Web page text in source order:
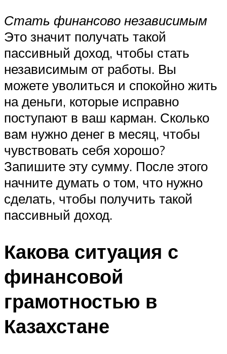
Стать финансово независимым
Это значит получать такой
пассивный доход, чтобы стать
независимым от работы. Вы
можете уволиться и спокойно жить
на деньги, которые исправно
поступают в ваш карман. Сколько
вам нужно денег в месяц, чтобы
чувствовать себя хорошо?
Запишите эту сумму. После этого
начните думать о том, что нужно
сделать, чтобы получить такой
пассивный доход.
Какова ситуация с
финансовой
грамотностью в
Казахстане